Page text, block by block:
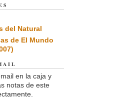
del Natural
de El Mundo
en la caja y
notas de este